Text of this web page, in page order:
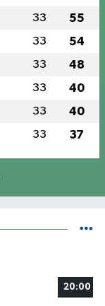
33 55
33 54
33 48
33 40
33 40
33 37
20:00